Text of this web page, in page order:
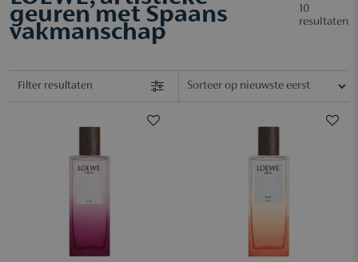
geuren met Spaans
vakmanschap
10
resultaten
Filter resultaten